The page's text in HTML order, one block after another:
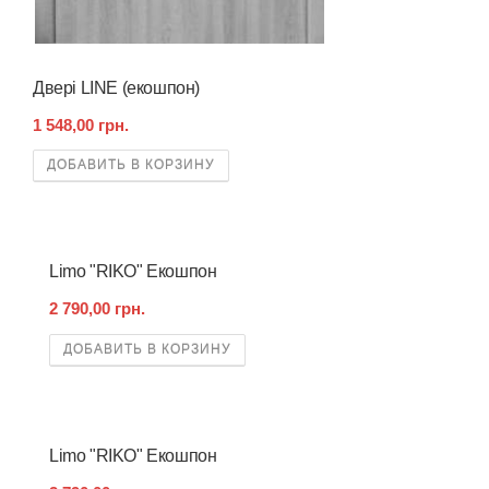
Двері LINE (екошпон)
1 548,00 грн.
ДОБАВИТЬ В КОРЗИНУ
Limo "RIKO" Екошпон
2 790,00 грн.
ДОБАВИТЬ В КОРЗИНУ
Limo "RIKO" Екошпон